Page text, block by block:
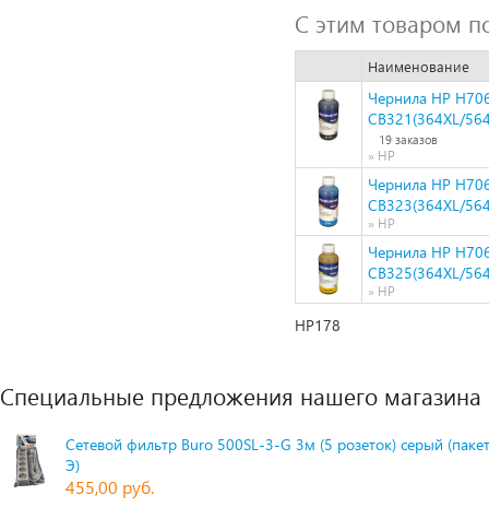
С этим товаром
Наименование
Чернила HP
CB321(364XL/
19 заказов
» HP
Чернила HP
CB323(364XL/
» HP
Чернила HP
CB325(364XL/
» HP
HP178
Специальные предложения нашего магазина
Сетевой фильтр Buro 500SL-3-G 3м (5 розеток) серый
Э)
455,00 руб.